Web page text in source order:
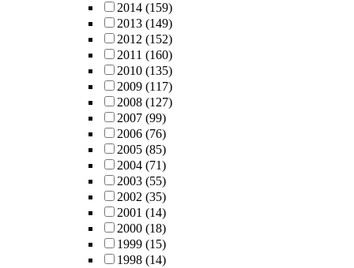
2014 (159)
2013 (149)
2012 (152)
2011 (160)
2010 (135)
2009 (117)
2008 (127)
2007 (99)
2006 (76)
2005 (85)
2004 (71)
2003 (55)
2002 (35)
2001 (14)
2000 (18)
1999 (15)
1998 (14)